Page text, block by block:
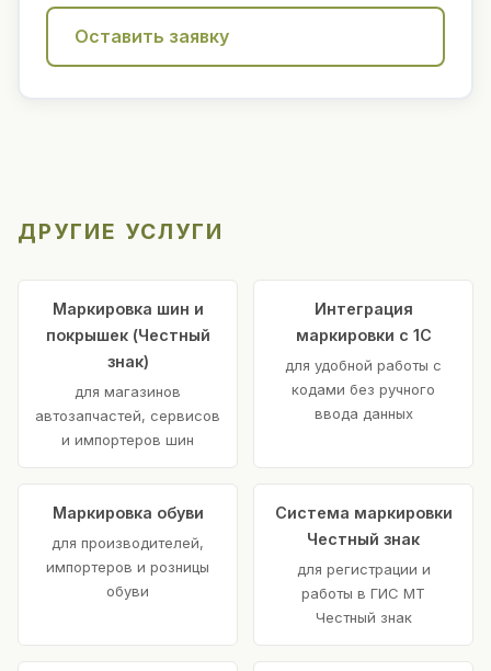
Оставить заявку
ДРУГИЕ УСЛУГИ
Маркировка шин и
покрышек (Честный
знак)
для магазинов
автозапчастей, сервисов
и импортеров шин
Интеграция
маркировки с 1С
для удобной работы с
кодами без ручного
ввода данных
Маркировка обуви
для производителей,
импортеров и розницы
обуви
Система маркировки
Честный знак
для регистрации и
работы в ГИС МТ
Честный знак